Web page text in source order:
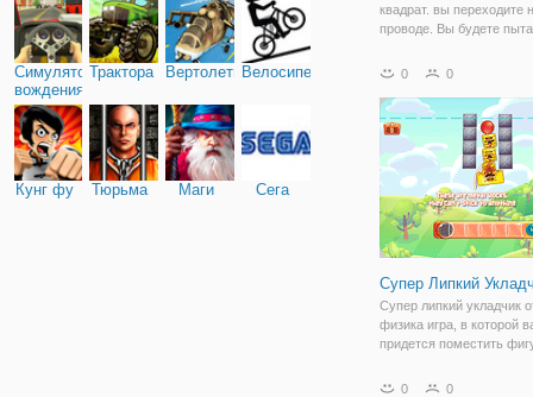
Симулятор
вождения
Трактора ВертолетыВелосипед
Кунг фу Тюрьма Маги Сега
квадрат. вы переходите
проводе. Вы будете
не задев красные
"переход", чтобы
вниз клавиши со
0 0
Супер Липкий
Супер липкий укладчик
физика игра, в которой
придется поместить
иметь, чтобы стек или
0 0